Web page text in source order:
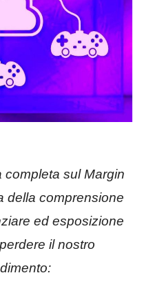
sul Margin
della comprensione
ed esposizione
il nostro